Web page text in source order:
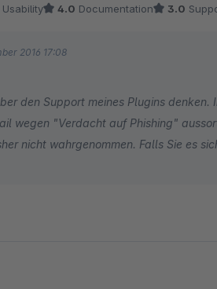
großen Aufwand.
Usability 4.0 Documentation 3.0
2016 17:08
den Support meines Plugins
wegen "Verdacht auf Phishing"
nicht wahrgenommen. Falls Sie es
Fabian Golle.